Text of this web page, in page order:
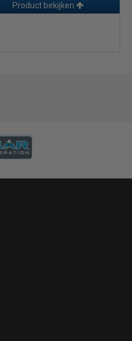
Product bekijken